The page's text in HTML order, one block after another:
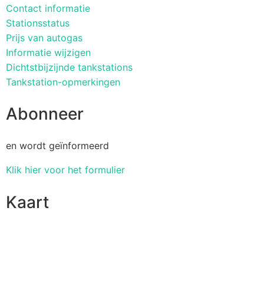
Contact informatie
Stationsstatus
Prijs van autogas
Informatie wijzigen
Dichtstbijzijnde tankstations
Tankstation-opmerkingen
Abonneer
en wordt geïnformeerd
Klik hier voor het formulier
Kaart